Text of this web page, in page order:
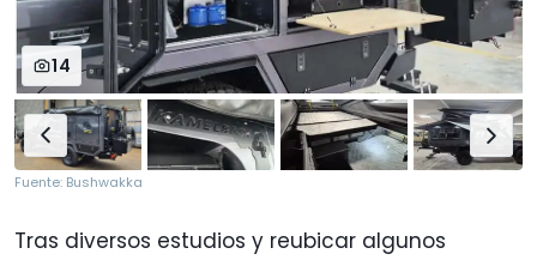
14
Fuente: Bushwakka
Tras diversos estudios y reubicar algunos